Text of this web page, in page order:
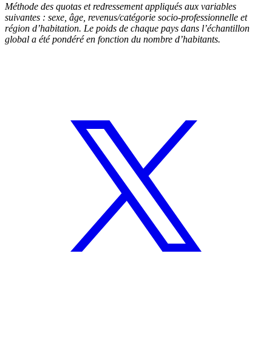
Méthode des quotas et redressement appliqués aux variables
suivantes : sexe, âge, revenus/catégorie socio-professionnelle et
région d’habitation. Le poids de chaque pays dans l’échantillon
global a été pondéré en fonction du nombre d’habitants.